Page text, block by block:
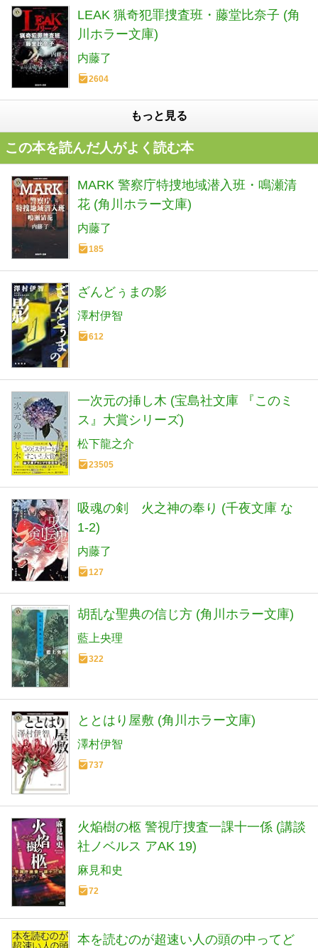
LEAK 猟奇犯罪捜査班・藤堂比奈子 (角
川ホラー文庫)
内藤了
2604
もっと見る
この本を読んだ人がよく読む本
MARK 警察庁特捜地域潜入班・鳴瀬清
花 (角川ホラー文庫)
内藤了
185
ざんどぅまの影
澤村伊智
612
一次元の挿し木 (宝島社文庫 『このミ
ス』大賞シリーズ)
松下龍之介
23505
吸魂の剣 火之神の奉り (千夜文庫 な
1-2)
内藤了
127
胡乱な聖典の信じ方 (角川ホラー文庫)
藍上央理
322
ととはり屋敷 (角川ホラー文庫)
澤村伊智
737
火焔樹の柩 警視庁捜査一課十一係 (講談
社ノベルス アAK 19)
麻見和史
72
本を読むのが超速い人の頭の中ってど